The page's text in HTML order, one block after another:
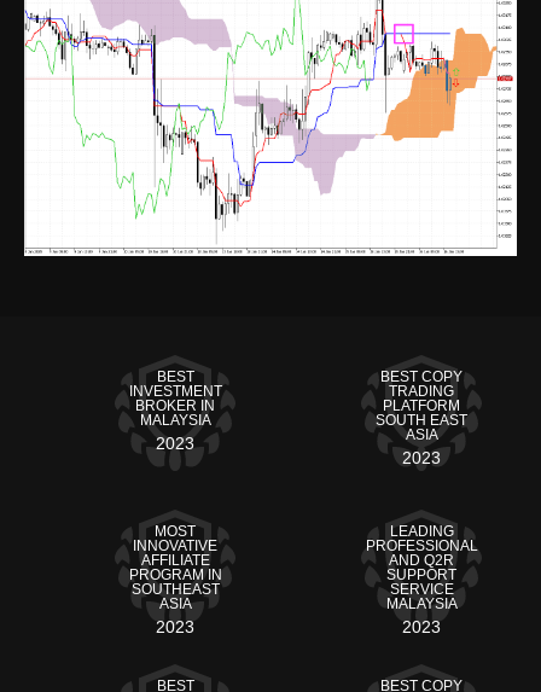
BEST COPY
TRADING
PLATFORM
SOUTH EAST
ASIA
2023
BEST
INVESTMENT
BROKER IN
MALAYSIA
2023
LEADING
PROFESSIONAL
AND Q2R
SUPPORT
SERVICE
MALAYSIA
2023
MOST
INNOVATIVE
AFFILIATE
PROGRAM IN
SOUTHEAST
ASIA
2023
BEST COPY
BEST